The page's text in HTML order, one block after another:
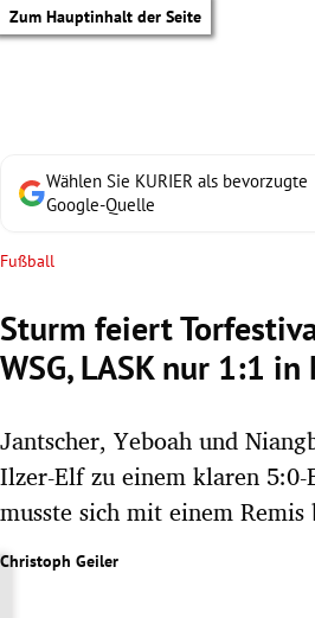
Zum Hauptinhalt der Seite
Untermenü
Untermenü
Wählen Sie KURIER als bevorzugte
Google-Quelle
Fußball
Sturm feiert
WSG, LASK nur 1:1
Jantscher, Yeboah und
Ilzer-Elf zu einem klaren
musste sich mit einem Remis
Christoph Geiler